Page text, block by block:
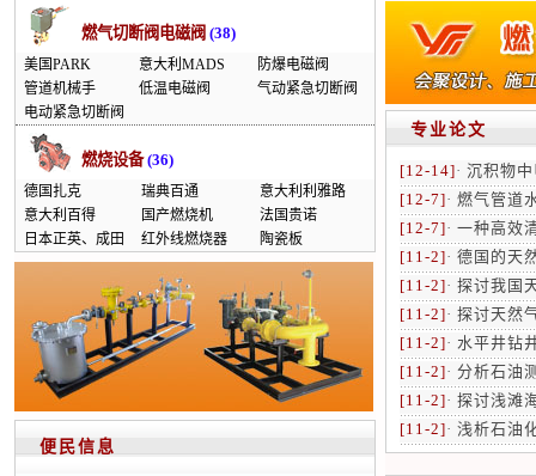
燃气切断阀电磁阀 (38)
美国PARK 意大利MADS
防爆电磁阀
管道机械手
低温电磁阀
气动紧急切断阀
电动紧急切断阀
燃烧设备(36)
德国扎克 瑞典百通
意大利利雅路
意大利百得
国产燃烧机
法国贵诺
日本正英、成田
红外线燃烧器 陶瓷板
便民信息
专业论文
[12-14]· 沉积物
[12-7]· 燃气管道
[12-7]· 一种高效
[11-2]· 德国的天
[11-2]· 探讨我国
[11-2]· 探讨天然
[11-2]· 水平井钻
[11-2]· 分析石油
[11-2]· 探讨浅滩
[11-2]· 浅析石油